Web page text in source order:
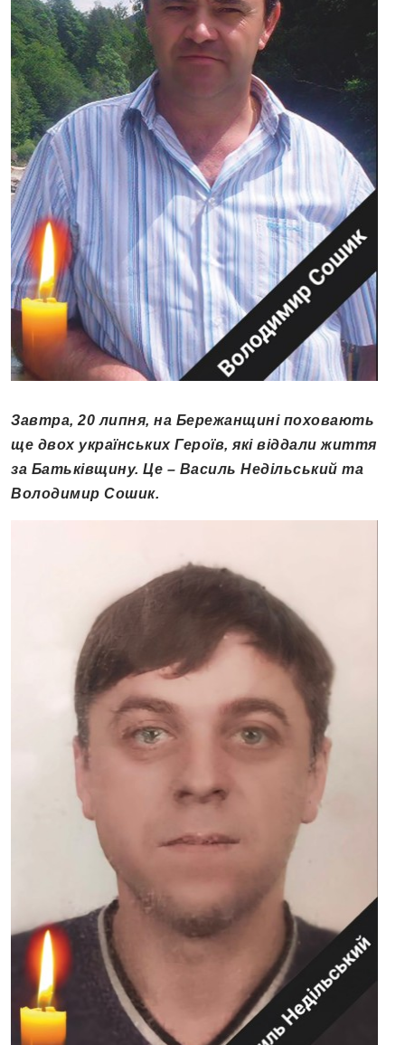
Завтра, 20 липня, на Бережанщині поховають
ще двох українських Героїв, які віддали життя
за Батьківщину. Це – Василь Недільський та
Володимир Сошик.